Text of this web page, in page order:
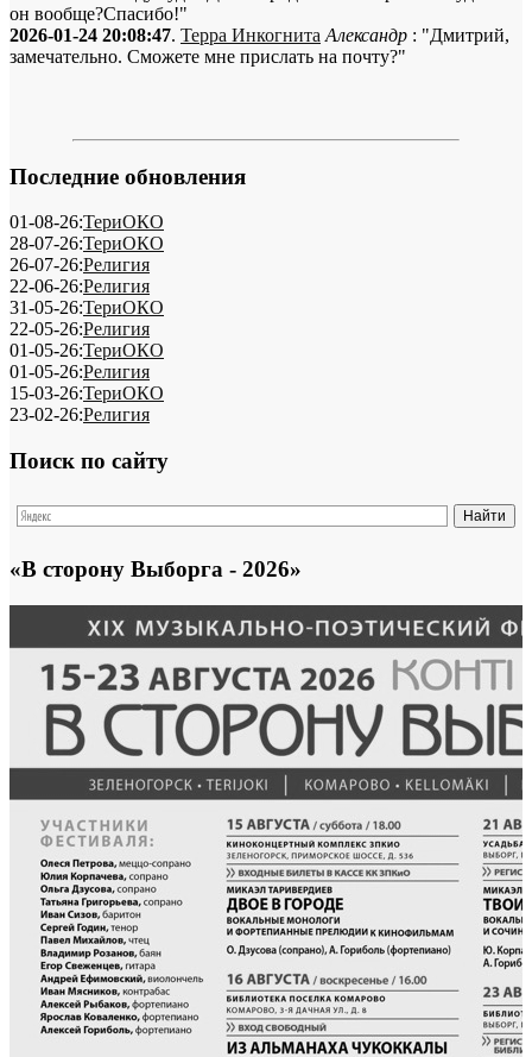
он вообще?Спасибо!"
2026-01-24 20:08:47. Терра Инкогнита Александр : "Дмитрий,
замечательно. Сможете мне прислать на почту?"
Последние обновления
01-08-26:ТериОКО
28-07-26:ТериОКО
26-07-26:Религия
22-06-26:Религия
31-05-26:ТериОКО
22-05-26:Религия
01-05-26:ТериОКО
01-05-26:Религия
15-03-26:ТериОКО
23-02-26:Религия
Поиск по сайту
«В сторону Выборга - 2026»